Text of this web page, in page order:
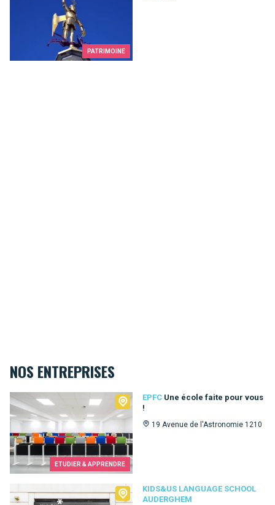
PATRIMOINE
NOS ENTREPRISES
ETUDIER & APPRENDRE
EPFC Une école faite pour vous
!
19 Avenue de l'Astronomie 1210
EPFC
KIDS&US LANGUAGE SCHOOL
AUDERGHEM
Kids&Us language school Auderghem